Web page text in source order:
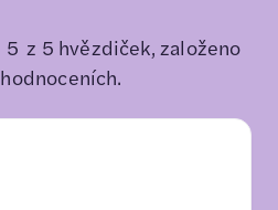
5 z 5 hvězdiček, založeno
hodnoceních.